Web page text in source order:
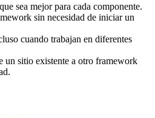
sea mejor para cada componente.
sin necesidad de iniciar un
cuando trabajan en diferentes
un sitio existente a otro framework